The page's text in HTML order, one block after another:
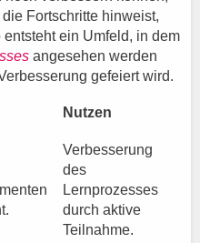
Fortschritte hinweist,
ein Umfeld, in dem
angesehen werden
gefeiert wird.
Nutzen
Verbesserung
des
Lernprozesses
durch aktive
Teilnahme.